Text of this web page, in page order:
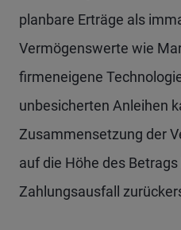
planbare Erträge als
Vermögenswerte wie
firmeneigene
unbesicherten Anleihen
Zusammensetzung der
auf die Höhe des
Zahlungsausfall